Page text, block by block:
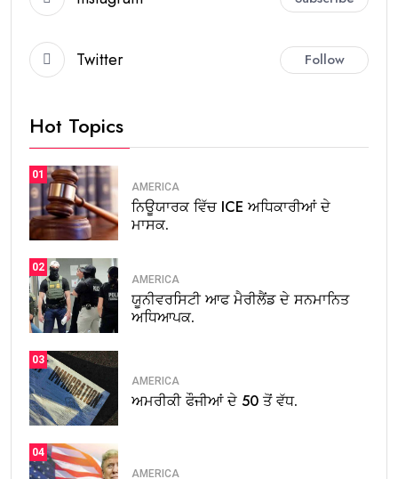
Twitter Follow
Hot Topics
01
AMERICA
ਨਿਊਯਾਰਕ ਵਿੱਚ ICE ਅਧਿਕਾਰੀਆਂ ਦੇ
ਮਾਸਕ.
02
AMERICA
ਯੂਨੀਵਰਸਿਟੀ ਆਫ ਮੈਰੀਲੈਂਡ ਦੇ ਸਨਮਾਨਿਤ
ਅਧਿਆਪਕ.
03
AMERICA
ਅਮਰੀਕੀ ਫੌਜੀਆਂ ਦੇ 50 ਤੋਂ ਵੱਧ.
04
AMERICA